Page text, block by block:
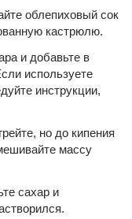
облепиховый сок
кастрюлю.
и добавьте в
используете
инструкции,
но до кипения
массу
сахар и